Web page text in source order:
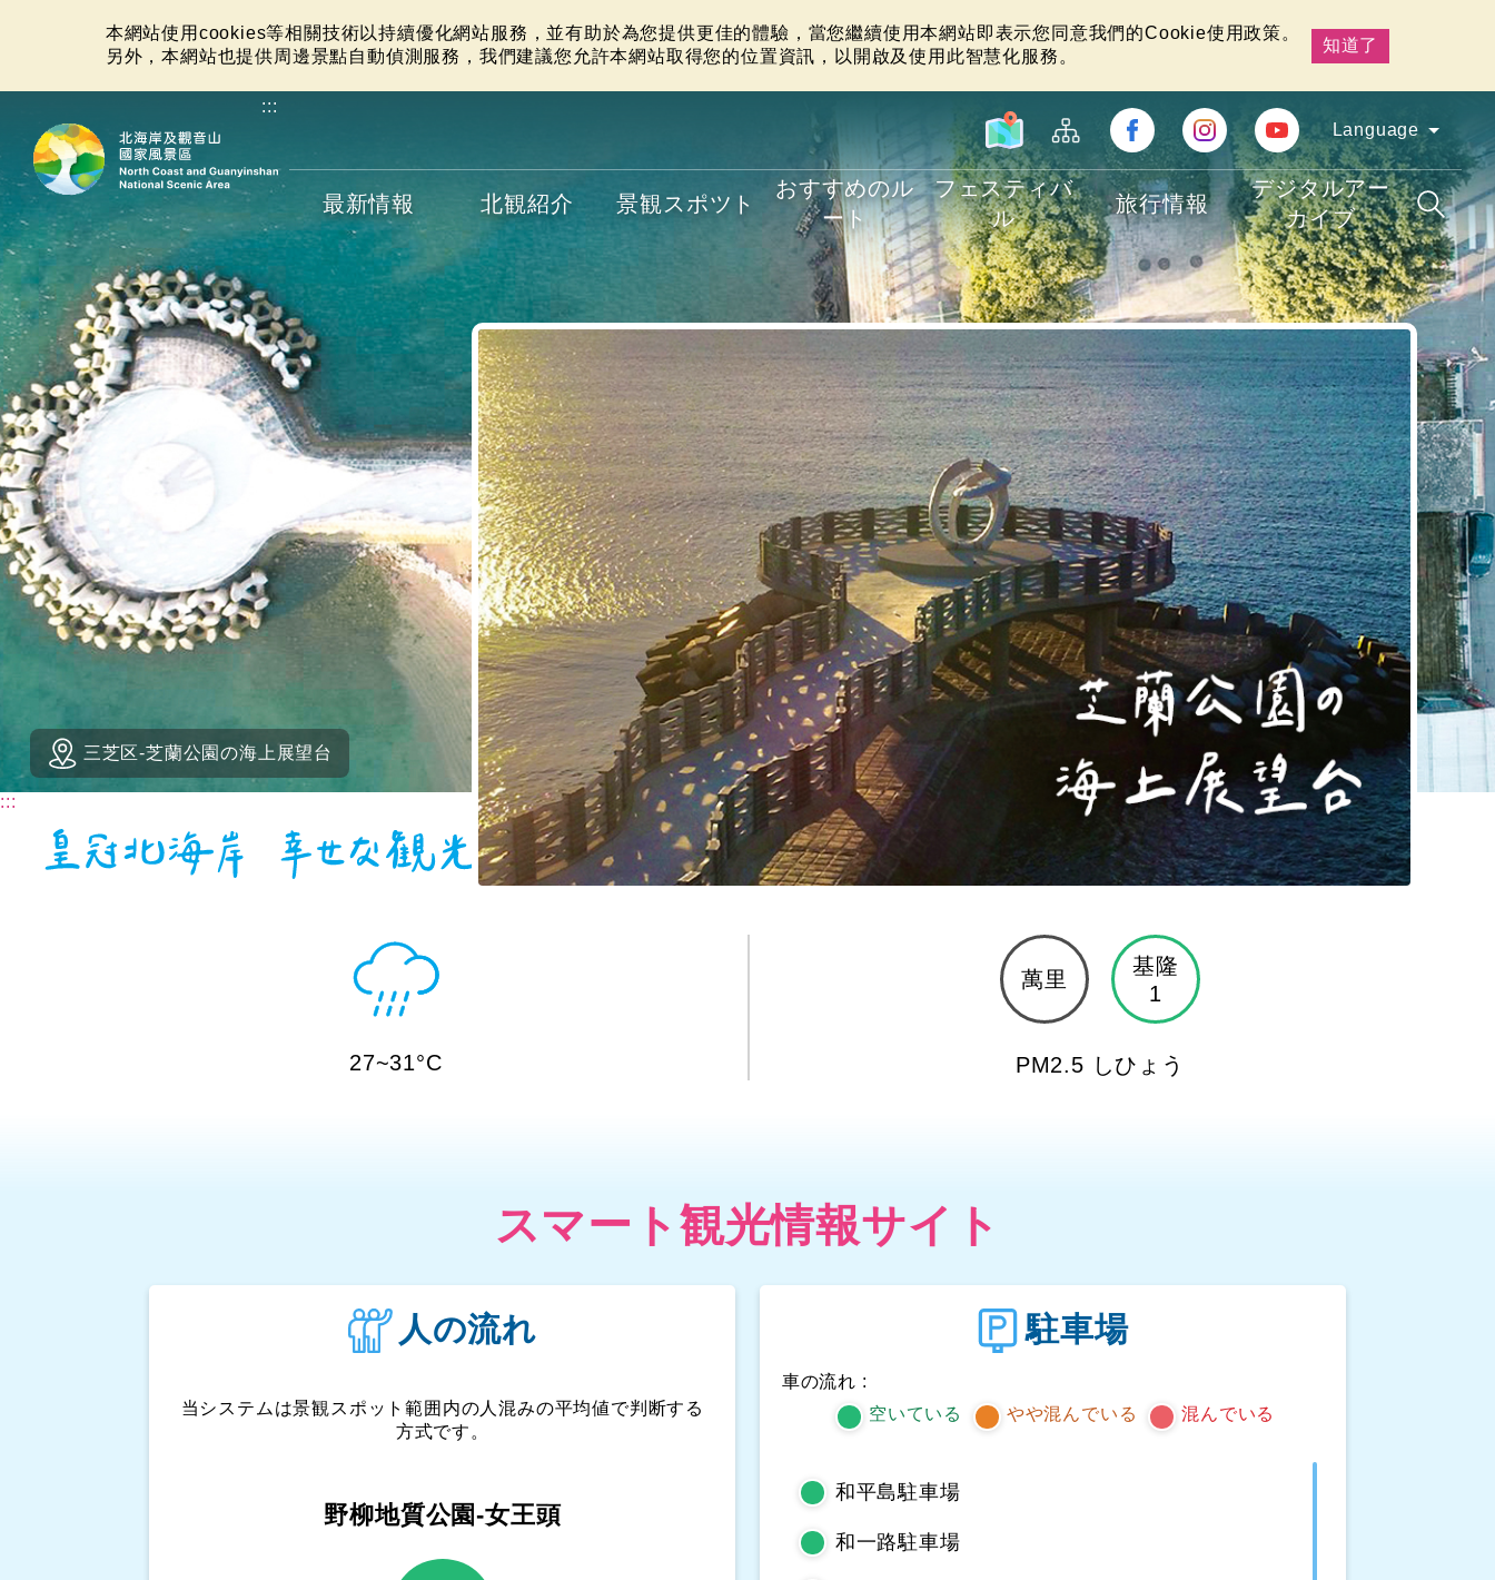
本網站使用cookies等相關技術以持續優化網站服務，並有助於為您提供更佳的體驗，當您繼續使用本網站即表示您同意我們的Cookie使用政策。
另外，本網站也提供周邊景點自動偵測服務，我們建議您允許本網站取得您的位置資訊，以開啟及使用此智慧化服務。
知道了
:::
Language
最新情報 北観紹介 景観スポツト
おすすめのル
ート
フェスティバ
ル
旅行情報
デジタルアー
カイブ
三芝区-芝蘭公園の海上展望台
:::
27~31°C
萬里
基隆
1
PM2.5 しひょう
スマート観光情報サイト
人の流れ
当システムは景観スポット範囲内の人混みの平均値で判断する
方式です。
野柳地質公園-女王頭
和平島公園-等嶼亭
駐車場
車の流れ :
空いている
やや混んでいる 混んでいる
和平島駐車場
和一路駐車場